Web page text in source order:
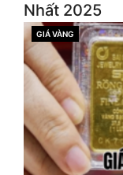
Nhất 2025
CATEGORIES
GIÁ VÀNG